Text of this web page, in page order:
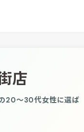
店
20〜30代女性に選ば